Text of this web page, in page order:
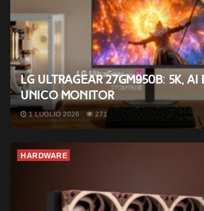
LG UltraGear 27GM950B: 5K,
unico monitor
1 LUGLIO 2026 271
HARDWARE